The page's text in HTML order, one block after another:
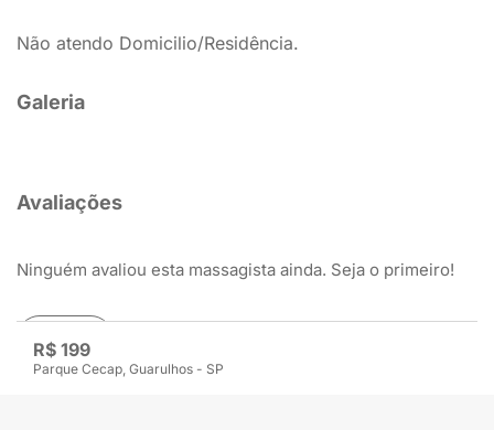
R$ 199
Parque Cecap, Guarulhos - SP
Não atendo Domicilio/Residência.
Galeria
Avaliações
Ninguém avaliou esta massagista ainda. Seja o primeiro!
Avaliar